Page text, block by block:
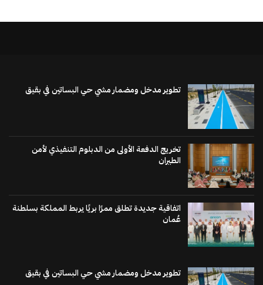
تطوير مدخل ومضمار مشي حي البساتين في بقيق
تخريج الدفعة الأولى من الدبلوم التنفيذي لأمن
الطيران
اتفاقية جديدة تطلق ممرًا بريًا يربط المملكة بسلطنة
عُمان
تطوير مدخل ومضمار مشي حي البساتين في بقيق